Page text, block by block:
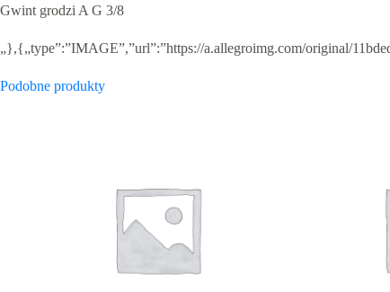
Gwint grodzi A G 3/8
„},{„type”:”IMAGE”,”url”:”https://a.allegroimg.com/original/
Podobne produkty